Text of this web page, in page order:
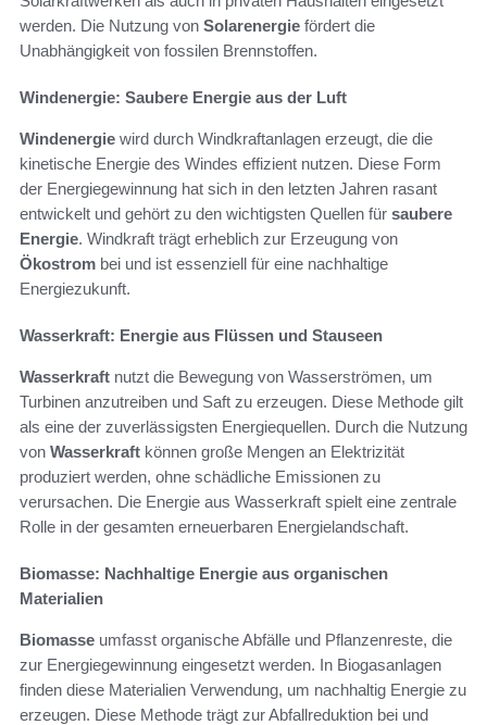
werden. Die Nutzung von Solarenergie fördert die
Unabhängigkeit von fossilen Brennstoffen.
Windenergie: Saubere Energie aus der Luft
Windenergie wird durch Windkraftanlagen erzeugt, die die
kinetische Energie des Windes effizient nutzen. Diese Form
der Energiegewinnung hat sich in den letzten Jahren rasant
entwickelt und gehört zu den wichtigsten Quellen für saubere
Energie. Windkraft trägt erheblich zur Erzeugung von
Ökostrom bei und ist essenziell für eine nachhaltige
Energiezukunft.
Wasserkraft: Energie aus Flüssen und Stauseen
Wasserkraft nutzt die Bewegung von Wasserströmen, um
Turbinen anzutreiben und Saft zu erzeugen. Diese Methode gilt
als eine der zuverlässigsten Energiequellen. Durch die Nutzung
von Wasserkraft können große Mengen an Elektrizität
produziert werden, ohne schädliche Emissionen zu
verursachen. Die Energie aus Wasserkraft spielt eine zentrale
Rolle in der gesamten erneuerbaren Energielandschaft.
Biomasse: Nachhaltige Energie aus organischen
Materialien
Biomasse umfasst organische Abfälle und Pflanzenreste, die
zur Energiegewinnung eingesetzt werden. In Biogasanlagen
finden diese Materialien Verwendung, um nachhaltig Energie zu
erzeugen. Diese Methode trägt zur Abfallreduktion bei und